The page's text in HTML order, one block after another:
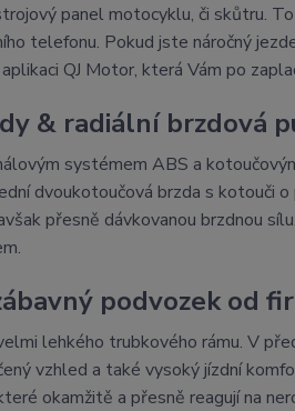
panel motocyklu, či skůtru.
telefonu. Pokud jste náročný
QJ Motor, která Vám po
& radiální brzdová
systémem ABS a
dvoukotoučová brzda s kotouči
přesně dávkovanou brzdnou
podvozek od
lehkého trubkového rámu. V
vzhled a také vysoký jízdní
okamžitě a přesně reagují na